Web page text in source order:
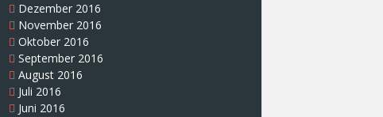
Dezember 2016
November 2016
Oktober 2016
September 2016
August 2016
Juli 2016
Juni 2016